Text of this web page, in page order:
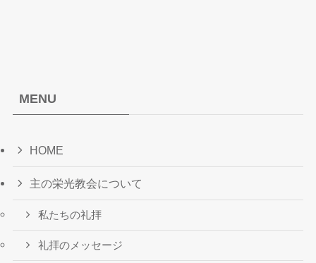
MENU
HOME
主の栄光教会について
私たちの礼拝
礼拝のメッセージ